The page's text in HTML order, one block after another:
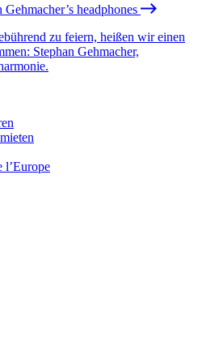
headphones
zu feiern, heißen wir einen
Stephan Gehmacher,
l’Europe